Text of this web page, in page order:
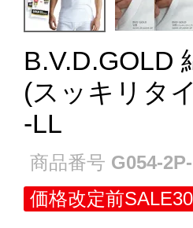
B.V.D.GOLD
(スッキリタ
-LL
商品番号 G054-
価格改定前